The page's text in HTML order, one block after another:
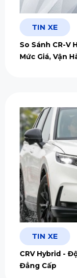
TIN XE
So Sánh CR-V
Mức Giá, Vận
TIN XE
CRV Hybrid -
Đẳng Cấp